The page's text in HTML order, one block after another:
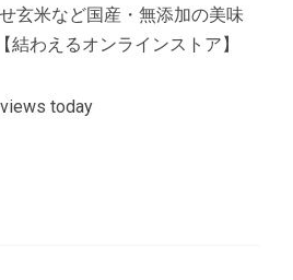
玄米など国産・無添加の美味
結わえるオンラインストア】
today